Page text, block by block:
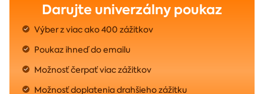
Darujte univerzálny poukaz
Výber z viac ako 400 zážitkov
Poukaz ihneď do emailu
Možnosť čerpať viac zážitkov
Možnosť doplatenia drahšieho zážitku